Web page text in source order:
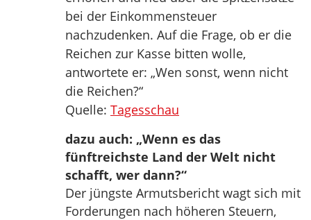
bei der Einkommensteuer
nachzudenken. Auf die Frage, ob er die
Reichen zur Kasse bitten wolle,
antwortete er: „Wen sonst, wenn nicht
die Reichen?“
Quelle: Tagesschau
dazu auch: „Wenn es das
fünftreichste Land der Welt nicht
schafft, wer dann?“
Der jüngste Armutsbericht wagt sich mit
Forderungen nach höheren Steuern,